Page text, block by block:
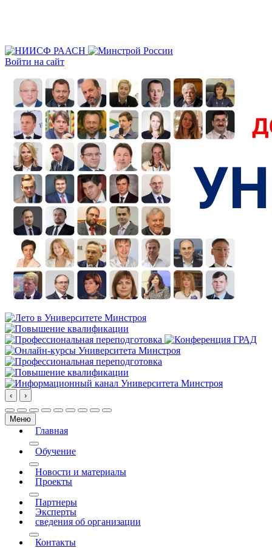
Войти на сайт
‹ ›
Меню
Главная
More about: Главная
Обучение
More about: Обучение
Новости и материалы
Проекты
More about: Проекты
Партнеры
Эксперты
сведения об организации
More about: сведения об организации
Контакты